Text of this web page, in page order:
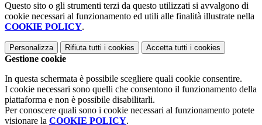
Questo sito o gli strumenti terzi da questo utilizzati si avvalgono di
cookie necessari al funzionamento ed utili alle finalità illustrate nella
COOKIE POLICY.
Personalizza Rifiuta tutti i cookies Accetta tutti i cookies
Gestione cookie
In questa schermata è possibile scegliere quali cookie consentire.
I cookie necessari sono quelli che consentono il funzionamento della
piattaforma e non è possibile disabilitarli.
Per conoscere quali sono i cookie necessari al funzionamento potete
visionare la COOKIE POLICY.